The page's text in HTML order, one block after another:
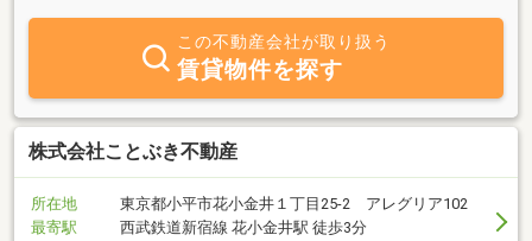
ィな対応を心掛けております。ぜひ、当社へご相談ください。
この不動産会社が取り扱う
賃貸物件を探す
株式会社ことぶき不動産
所在地
東京都小平市花小金井１丁目25-2 アレグリア102
最寄駅
西武鉄道新宿線 花小金井駅 徒歩3分